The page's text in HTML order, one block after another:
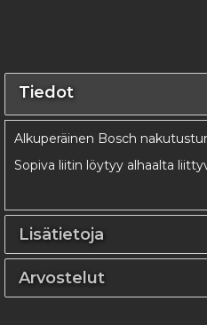
Tiedot
Alkuperäinen Bosch
Sopiva liitin löytyy alhaalta
Lisätietoja
Arvostelut